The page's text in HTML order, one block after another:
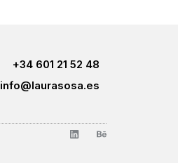
+34 601 21 52 48
info@laurasosa.es